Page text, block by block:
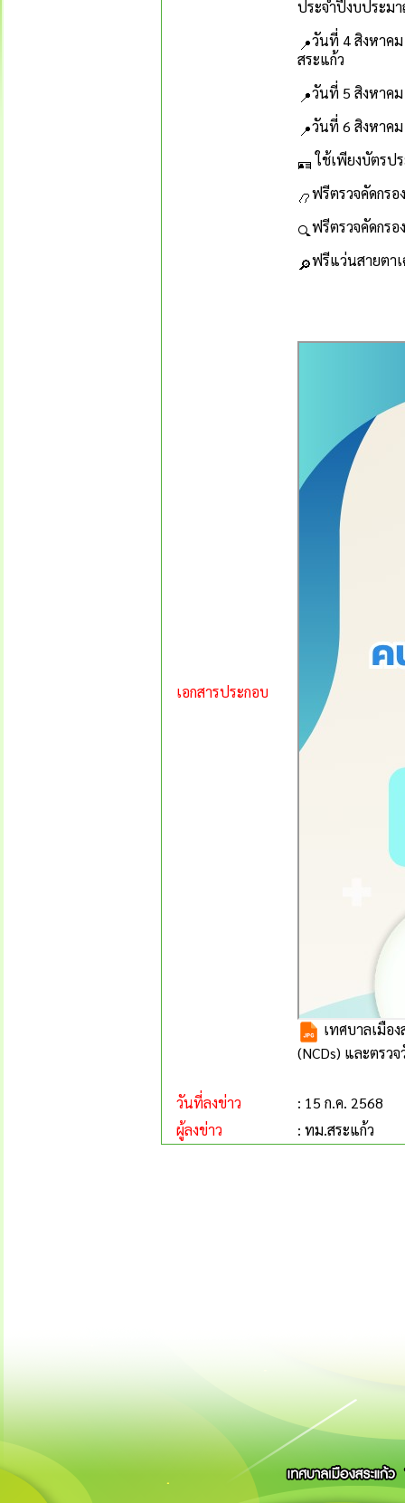
ประจำปีงบประม
วันที่ 4 สิงหาคม
สระแก้ว
วันที่ 5 สิงหาคม
วันที่ 6 สิงหาค
ใช้เพียงบัตรป
ฟรีตรวจคัดกร
ฟรีตรวจคัดกรอ
ฟรีแว่นสายตา
เอกสารประกอบ
เทศบาลเมือ
(NCDs) และตรว
วันที่ลงข่าว
: 15 ก.ค. 2568
ผู้ลงข่าว
: ทม.สระแก้ว